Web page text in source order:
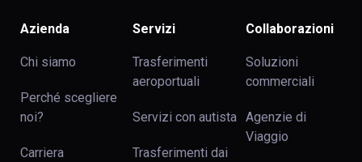
Azienda
Chi siamo
Perché scegliere
noi?
Carriera
Servizi
Trasferimenti
aeroportuali
Servizi con autista
Trasferimenti dai
Collaborazioni
Soluzioni
commerciali
Agenzie di
Viaggio